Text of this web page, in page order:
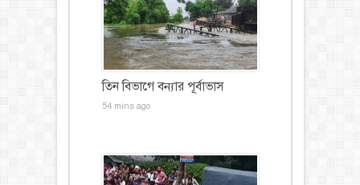
তিন বিভাগে বন্যার পূর্বাভাস
54 mins ago